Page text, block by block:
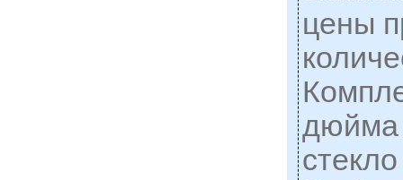
цены
дюйма